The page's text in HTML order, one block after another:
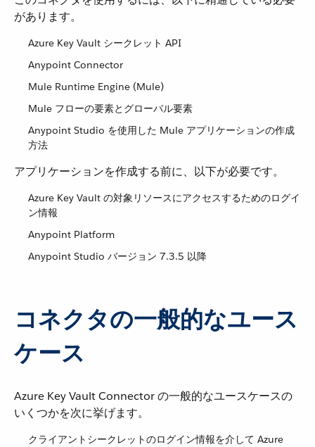
があります。
Azure Key Vault シークレット API
Anypoint Connector
Mule Runtime Engine (Mule)
Mule フローの要素とグローバル要素
Anypoint Studio を使用した Mule アプリケーションの作成
方法
アプリケーションを作成する前に、以下が必要です。
Azure Key Vault の対象リソースにアクセスするためのログイ
ン情報
Anypoint Platform
Anypoint Studio バージョン 7.3.5 以降
コネクタの一般的なユース
ケース
Azure Key Vault Connector の一般的なユースケースの
いくつかを次に挙げます。
クライアントシークレットのログイン情報を介して Azure